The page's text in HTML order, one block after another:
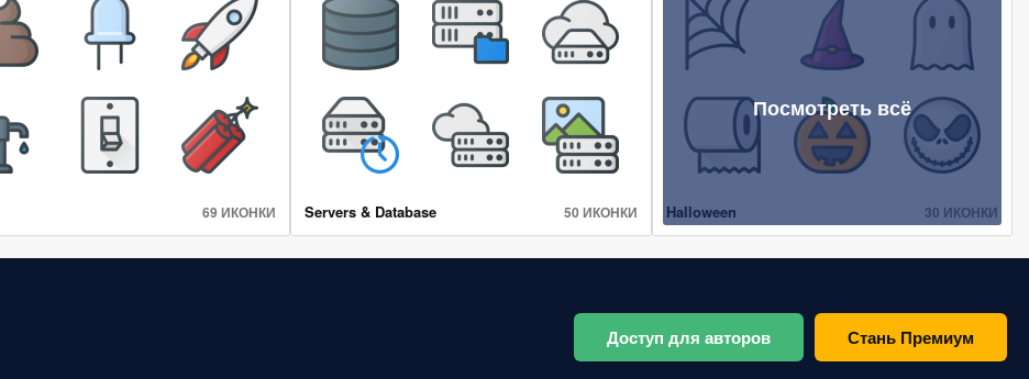
69 ИКОНКИ Servers & Database 50 ИКОНКИ
Посмотреть всё
Halloween 30 ИКОНКИ
Доступ для авторов Стань Премиум